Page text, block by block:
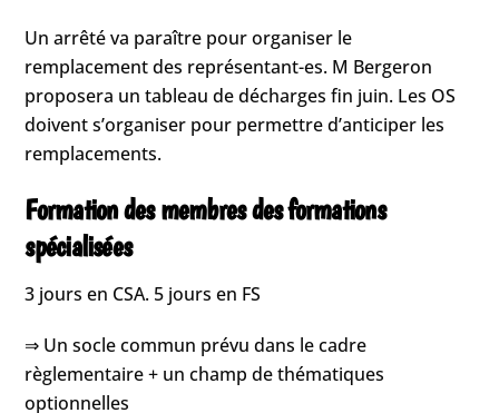
Un arrêté va paraître pour organiser le
remplacement des représentant-es. M Bergeron
proposera un tableau de décharges fin juin. Les OS
doivent s’organiser pour permettre d’anticiper les
remplacements.
Formation des membres des formations
spécialisées
3 jours en CSA. 5 jours en FS
⇒ Un socle commun prévu dans le cadre
règlementaire + un champ de thématiques
optionnelles